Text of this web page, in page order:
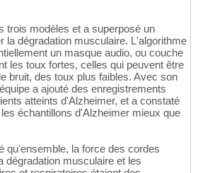
trois modèles et a superposé un
la dégradation musculaire. L'algorithme
un masque audio, ou couche
les toux fortes, celles qui peuvent être
bruit, des toux plus faibles. Avec son
a ajouté des enregistrements
atteints d'Alzheimer, et a constaté
échantillons d'Alzheimer mieux que
qu'ensemble, la force des cordes
dégradation musculaire et les